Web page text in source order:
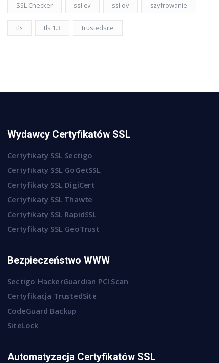
SSL Checker ssl ev ssl ov szyfrowanie
tls tls 1.3 trustedsite
Wydawcy Certyfikatów SSL
Certyfikaty SSL Sectigo
Certyfikaty SSL GoGetSSL
Certyfikaty SSL DigiCert
Certyfikaty SSL Thawte
Certyfikaty SSL RapidSSL
Certyfikaty SSL GeoTrust
Bezpieczeństwo WWW
Sectigo HackerGuardian PCI Scan
Certyfikacja TrustedSite
CodeGuard Backup
SiteLock
Automatyzacja Certyfikatów SSL